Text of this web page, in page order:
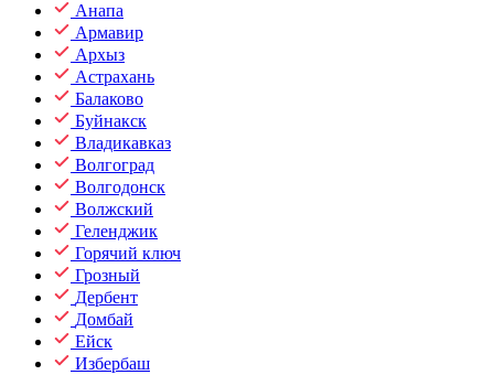
Анапа
Армавир
Архыз
Астрахань
Балаково
Буйнакск
Владикавказ
Волгоград
Волгодонск
Волжский
Геленджик
Горячий ключ
Грозный
Дербент
Домбай
Ейск
Избербаш